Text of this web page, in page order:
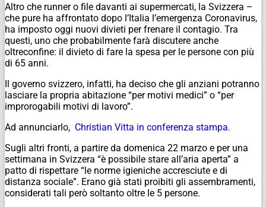
Altro che runner o file davanti ai supermercati, la Svizzera –
che pure ha affrontato dopo l’Italia l’emergenza Coronavirus,
ha imposto oggi nuovi divieti per frenare il contagio. Tra
questi, uno che probabilmente farà discutere anche
oltreconfine: il divieto di fare la spesa per le persone con più
di 65 anni.
Il governo svizzero, infatti, ha deciso che gli anziani potranno
lasciare la propria abitazione “per motivi medici” o “per
improrogabili motivi di lavoro”.
Ad annunciarlo, Christian Vitta in conferenza stampa.
Sugli altri fronti, a partire da domenica 22 marzo e per una
settimana in Svizzera “è possibile stare all’aria aperta” a
patto di rispettare “le norme igieniche accresciute e di
distanza sociale”. Erano già stati proibiti gli assembramenti,
considerati tali però soltanto oltre le 5 persone.